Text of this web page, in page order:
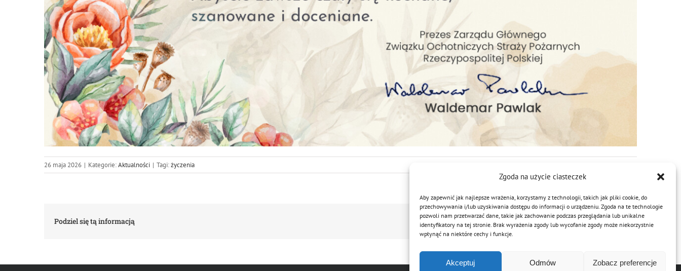
Zgoda na użycie ciasteczek
Aby zapewnić jak najlepsze wrażenia, korzystamy z technologii, takich jak pliki cookie, do
przechowywania i/lub uzyskiwania dostępu do informacji o urządzeniu. Zgoda na te technologie
pozwoli nam przetwarzać dane, takie jak zachowanie podczas przeglądania lub unikalne
identyfikatory na tej stronie. Brak wyrażenia zgody lub wycofanie zgody może niekorzystnie
wpłynąć na niektóre cechy i funkcje.
Akceptuj Odmów Zobacz preferencje
26 maja 2026 | Kategorie:Aktualności | Tagi:życzenia
Podziel się tą informacją FacebookTwitterReddit LinkedInWhatsAppTumblrPinterest